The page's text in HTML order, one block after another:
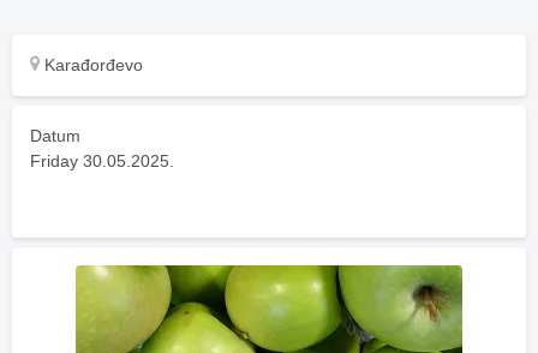
Karađorđevo
Datum
Friday 30.05.2025.